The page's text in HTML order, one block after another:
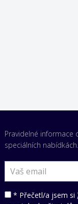
Pravidelné informace
speciálních nabídkách.
* Přečetl/a jsem si